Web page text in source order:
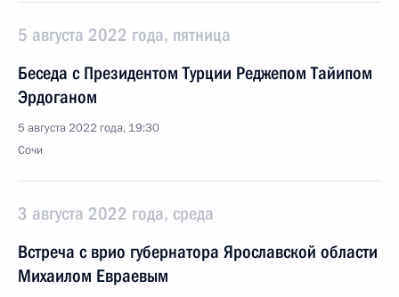
5 августа 2022 года, пятница
Беседа с Президентом Турции Реджепом Тайипом
Эрдоганом
5 августа 2022 года, 19:30
Сочи
3 августа 2022 года, среда
Встреча с врио губернатора Ярославской области
Михаилом Евраевым